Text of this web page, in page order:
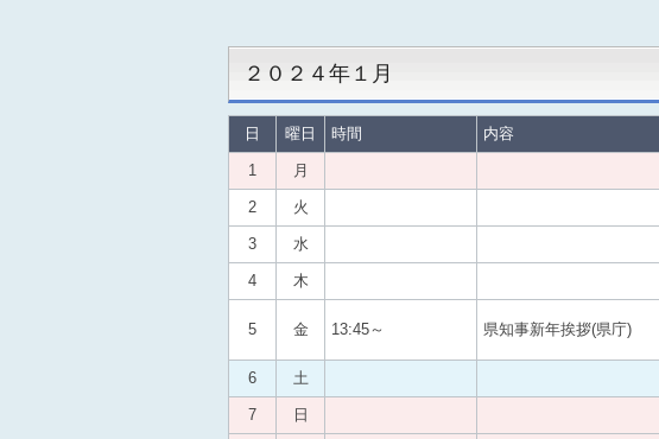
２０ ２４ 年１月
日 曜日 時間 内容
1 月
2 火
3 水
4 木
5 金 13:45～ 県知事新年挨拶(県庁)
6 土
7 日